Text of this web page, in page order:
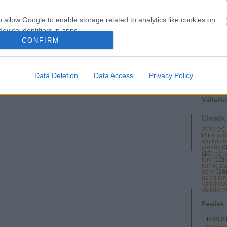
allow Google to enable storage related to analytics like cookies on
identifiers in apps.
allow Google to enable storage related to functionality of the website
allow Google to enable storage related to security, including
functionality and fraud prevention, and other user protection.
CONFIRM
Data Deletion Data Access Privacy Policy
Címkék
2012 (5)
(4)
járulék (3
(16)
terv (12)
üzlet (28)
üzleti
Feedek
RSS